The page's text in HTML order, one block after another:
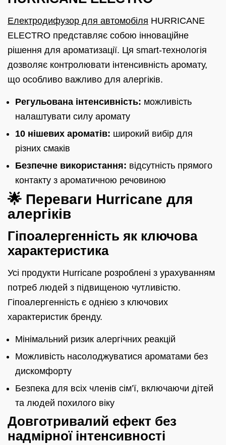
Електродифузор для автомобіля HURRICANE
ELECTRO представляє собою інноваційне
рішення для ароматизації. Ця smart-технологія
дозволяє контролювати інтенсивність аромату,
що особливо важливо для алергіків.
Регульована інтенсивність: можливість
налаштувати силу аромату
10 нішевих ароматів: широкий вибір для
різних смаків
Безпечне використання: відсутність прямого
контакту з ароматичною речовиною
🌟 Переваги Hurricane для
алергіків
Гіпоалергенність як ключова
характеристика
Усі продукти Hurricane розроблені з урахуванням
потреб людей з підвищеною чутливістю.
Гіпоалергенність є однією з ключових
характеристик бренду.
Мінімальний ризик алергічних реакцій
Можливість насолоджуватися ароматами без
дискомфорту
Безпека для всіх членів сім’ї, включаючи дітей
та людей похилого віку
Довготривалий ефект без
надмірної інтенсивності